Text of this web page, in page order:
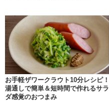
お手軽ザワークラウト10分レシピ！
湯通しで簡単＆短時間で作れるサラ
ダ感覚のおつまみ